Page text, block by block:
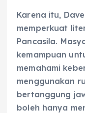
Karena itu,
memperkuat
Pancasila.
kemampuan
memahami
menggunakan
bertanggung
boleh hanya